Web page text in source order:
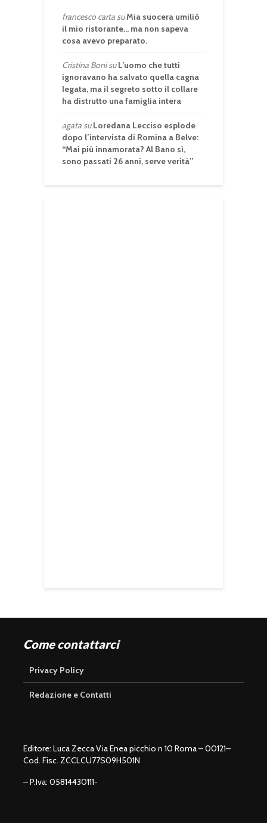
francesco cartasuMia suocera umiliò
il mio ristorante… ma non sapeva
cosa avevo preparato.
Cristina BonisuL’uomo che tutti
ignoravano ha salvato quella cagna
legata, ma il segreto sotto il collare
ha distrutto una famiglia intera
agatasuLoredana Lecciso esplode
dopo l’intervista di Romina a Belve:
“Mai più innamorata? Al Bano sì,
sono passati 26 anni, serve verità”
Come contattarci
Privacy Policy
Redazione e Contatti
Editore: Luca Zecca Via Enea picchio n 10 Roma – 00121–
Cod. Fisc. ZCCLCU77S09H501N
– P.Iva: 05814430111-